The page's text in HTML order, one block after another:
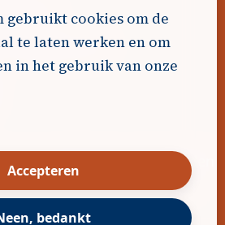
Contacteer ons!
Algemene voorwaarden
Privacybeleid Cookiebeleid|
doorDavidHosse.net
gebruikt cookies om de
te laten werken en om
in het gebruik van onze
Accepteren
bedankt